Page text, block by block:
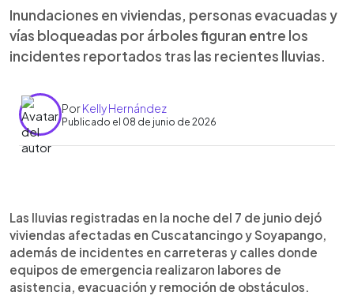
Inundaciones en viviendas, personas evacuadas y
vías bloqueadas por árboles figuran entre los
incidentes reportados tras las recientes lluvias.
PorKelly Hernández
Publicado el 08 de junio de 2026
► Escuchar artículo
Las condiciones climáticas registradas entre el 7 y
8 de junio mantuvieron activas las labores de
respuesta de instituciones de emergencia y
alcaldías en diferentes municipios del país.
Protección Civil asistió a una familia afectada por
una vivienda inundada en Cuscatancingo y evacuó
Las lluvias registradas en la noche del 7 de junio dejó
viviendas afectadas en Cuscatancingo y Soyapango,
además de incidentes en carreteras y calles donde
equipos de emergencia realizaron labores de
asistencia, evacuación y remoción de obstáculos.